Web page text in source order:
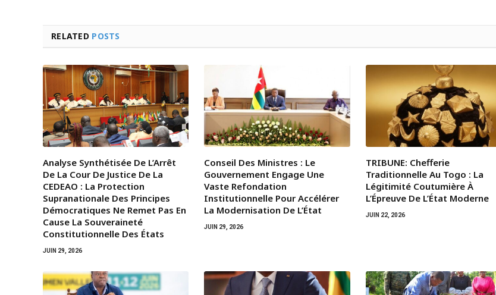
RELATED POSTS
Analyse Synthétisée De L’Arrêt
De La Cour De Justice De La
CEDEAO : La Protection
Supranationale Des Principes
Démocratiques Ne Remet Pas En
Cause La Souveraineté
Constitutionnelle Des États
JUIN 29, 2026
Conseil Des Ministres : Le
Gouvernement Engage Une
Vaste Refondation
Institutionnelle Pour Accélérer
La Modernisation De L’État
JUIN 29, 2026
TRIBUNE: Chefferie
Traditionnelle Au Togo : La
Légitimité Coutumière À
L’Épreuve De L’État Moderne
JUIN 22, 2026